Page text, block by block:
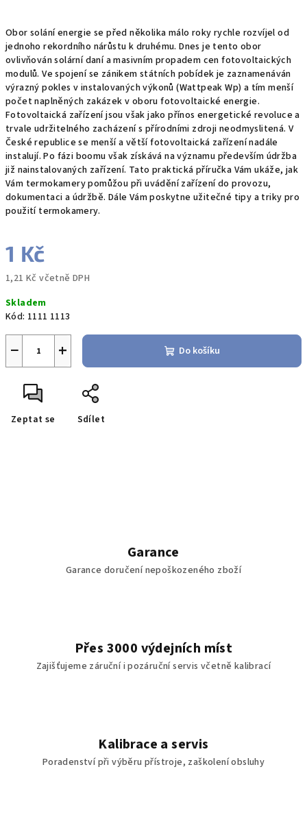
Obor solání energie se před několika málo roky rychle rozvíjel od
jednoho rekordního nárůstu k druhému. Dnes je tento obor
ovlivňován solární daní a masivním propadem cen fotovoltaických
modulů. Ve spojení se zánikem státních pobídek je zaznamenáván
výrazný pokles v instalovaných výkonů (Wattpeak Wp) a tím menší
počet naplněných zakázek v oboru fotovoltaické energie.
Fotovoltaická zařízení jsou však jako přínos energetické revoluce a
trvale udržitelného zacházení s přírodními zdroji neodmyslitená. V
České republice se menší a větší fotovoltaická zařízení nadále
instalují. Po fázi boomu však získává na významu především údržba
již nainstalovaných zařízení. Tato praktická příručka Vám ukáže, jak
Vám termokamery pomůžou při uvádění zařízení do provozu,
dokumentaci a údržbě. Dále Vám poskytne užitečné tipy a triky pro
použití termokamery.
1 Kč
1,21 Kč včetně DPH
cena:
Skladem
Kód: 1111 1113
+
− Do košíku
Zeptat se Sdílet
Garance
Garance doručení nepoškozeného zboží
Přes 3000 výdejních míst
Zajišťujeme záruční i pozáruční servis včetně kalibrací
Kalibrace a servis
Poradenství při výběru přístroje, zaškolení obsluhy